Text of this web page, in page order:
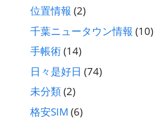
位置情報 (2)
千葉ニュータウン情報 (10)
手帳術(14)
日々是好日 (74)
未分類(2)
格安SIM (6)